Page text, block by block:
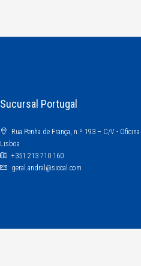
Sucursal Portugal
Rua Penha de França, n.º 193 – C/V -
Lisboa
+351 213 710 160
geral.andral@siccal.com